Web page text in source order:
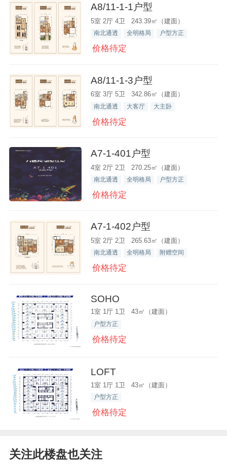
A8/11-1-1户型
5室 2厅 4卫 243.39㎡（建面）
南北通透 全明格局 户型方正
价格待定
A8/11-1-3户型
6室 3厅 5卫 342.86㎡（建面）
南北通透 大客厅 大主卧
价格待定
A7-1-401户型
4室 2厅 2卫 270.25㎡（建面）
南北通透 全明格局 户型方正
价格待定
A7-1-402户型
5室 2厅 2卫 265.63㎡（建面）
南北通透 全明格局 附赠空间
价格待定
SOHO
1室 1厅 1卫 43㎡（建面）
户型方正
价格待定
LOFT
1室 1厅 1卫 43㎡（建面）
户型方正
价格待定
关注此楼盘也关注